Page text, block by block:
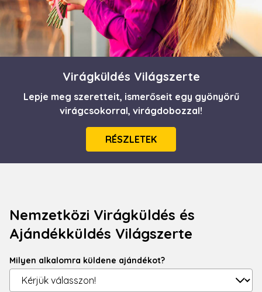
Virágküldés Világszerte
Lepje meg szeretteit, ismerőseit egy gyönyörű
virágcsokorral, virágdobozzal!
RÉSZLETEK
Nemzetközi Virágküldés és
Ajándékküldés Világszerte
Milyen alkalomra küldene ajándékot?